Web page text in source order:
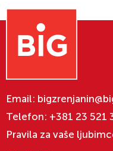
Email:
Telefon: +381 23 521
Pravila za vaše